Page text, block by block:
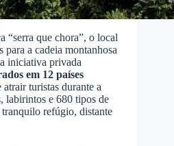
“serra que chora”, o local
para a cadeia montanhosa
iniciativa privada
em 12 países
turistas durante a
labirintos e 680 tipos de
tranquilo refúgio, distante